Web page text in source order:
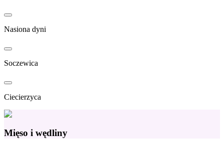
Nasiona dyni
Soczewica
Ciecierzyca
Mięso i wędliny